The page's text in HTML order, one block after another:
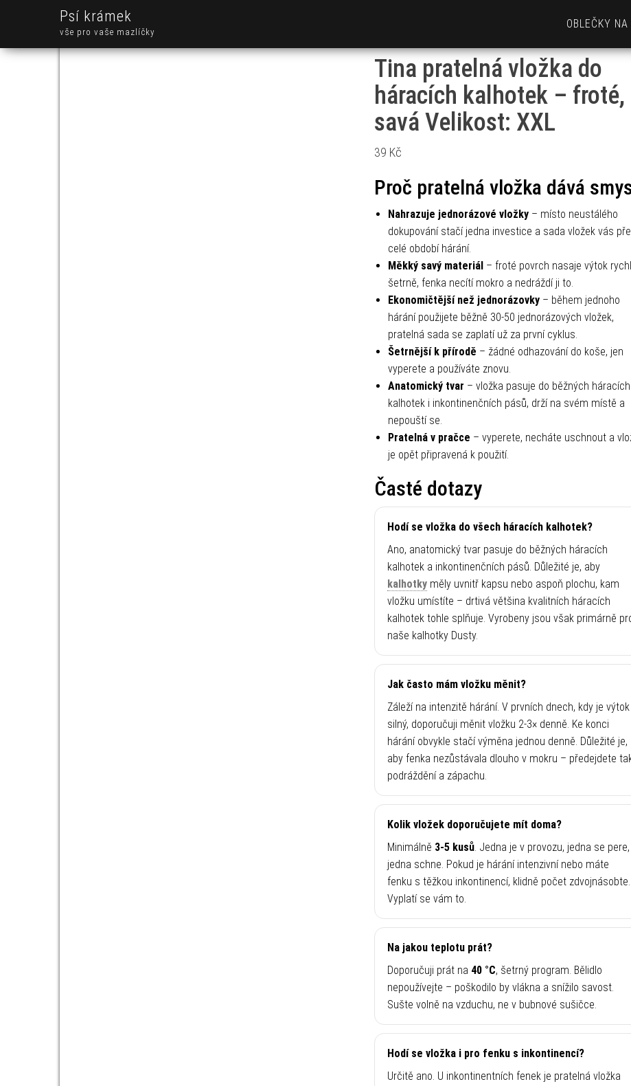
Psí krámek
vše pro vaše mazlíčky
OBLEČKY
Tina pratelná vložka do
háracích kalhotek – froté,
savá Velikost: XXL
39 Kč
Proč pratelná vložka dává
Nahrazuje jednorázové vložky– místo neustálého
dokupování stačí jedna investice a sada vložek vás
celé období hárání.
Měkký savý materiál– froté povrch nasaje výtok
šetrně, fenka necítí mokro a nedráždí ji to.
Ekonomičtější než jednorázovky– během jednoho
hárání použijete běžně 30-50 jednorázových vložek,
pratelná sada se zaplatí už za první cyklus.
Šetrnější k přírodě – žádné odhazování do koše, jen
vyperete a používáte znovu.
Anatomický tvar – vložka pasuje do běžných háracích
kalhotek i inkontinenčních pásů, drží na svém místě a
nepouští se.
Pratelná v pračce – vyperete, necháte uschnout a
je opět připravená k použití.
Časté dotazy
Hodí se vložka do všech háracích kalhotek?
Ano, anatomický tvar pasuje do běžných háracích
kalhotek a inkontinenčních pásů. Důležité je, aby
kalhotkyměly uvnitř kapsu nebo aspoň plochu, kam
vložku umístíte – drtivá většina kvalitních háracích
kalhotek tohle splňuje. Vyrobeny jsou však primárně
naše kalhotky Dusty.
Jak často mám vložku měnit?
Záleží na intenzitě hárání. V prvních dnech, kdy je výtok
silný, doporučuji měnit vložku 2-3× denně. Ke konci
hárání obvykle stačí výměna jednou denně. Důležité je,
aby fenka nezůstávala dlouho v mokru – předejdete
podráždění a zápachu.
Kolik vložek doporučujete mít doma?
Minimálně 3-5 kusů. Jedna je v provozu, jedna se pere,
jedna schne. Pokud je hárání intenzivní nebo máte
fenku s těžkou inkontinencí, klidně počet zdvojnásobte.
Vyplatí se vám to.
Na jakou teplotu prát?
Doporučuji prát na 40 °C, šetrný program. Bělidlo
nepoužívejte – poškodilo by vlákna a snížilo savost.
Sušte volně na vzduchu, ne v bubnové sušičce.
Hodí se vložka i pro fenku s inkontinencí?
Určitě ano. U inkontinentních fenek je pratelná vložka